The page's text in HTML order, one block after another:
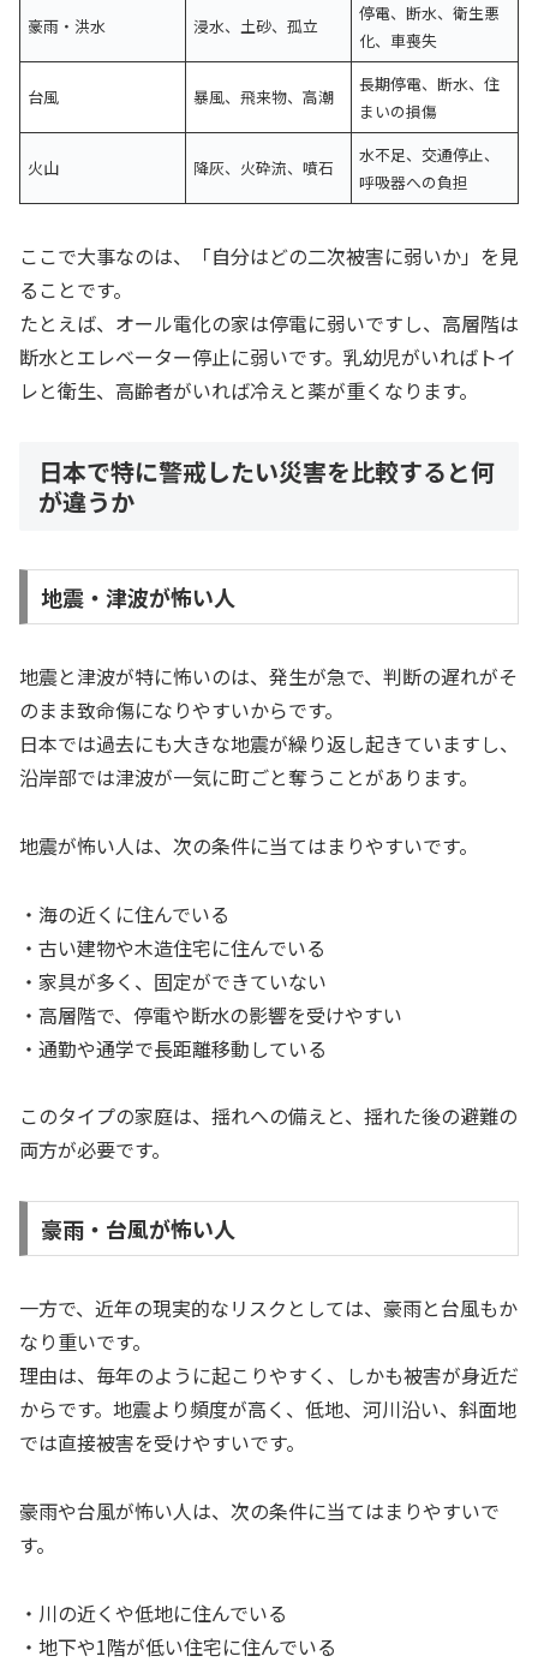
豪雨・洪水 浸水、土砂、孤立
停電、断水、衛生悪
化、車喪失
台風 暴風、飛来物、高潮
長期停電、断水、住
まいの損傷
火山 降灰、火砕流、噴石
水不足、交通停止、
呼吸器への負担
ここで大事なのは、「自分はどの二次被害に弱いか」を見
ることです。
たとえば、オール電化の家は停電に弱いですし、高層階は
断水とエレベーター停止に弱いです。乳幼児がいればトイ
レと衛生、高齢者がいれば冷えと薬が重くなります。
日本で特に警戒したい災害を比較すると何
が違うか
地震・津波が怖い人
地震と津波が特に怖いのは、発生が急で、判断の遅れがそ
のまま致命傷になりやすいからです。
日本では過去にも大きな地震が繰り返し起きていますし、
沿岸部では津波が一気に町ごと奪うことがあります。
地震が怖い人は、次の条件に当てはまりやすいです。
・海の近くに住んでいる
・古い建物や木造住宅に住んでいる
・家具が多く、固定ができていない
・高層階で、停電や断水の影響を受けやすい
・通勤や通学で長距離移動している
このタイプの家庭は、揺れへの備えと、揺れた後の避難の
両方が必要です。
豪雨・台風が怖い人
一方で、近年の現実的なリスクとしては、豪雨と台風もか
なり重いです。
理由は、毎年のように起こりやすく、しかも被害が身近だ
からです。地震より頻度が高く、低地、河川沿い、斜面地
では直接被害を受けやすいです。
豪雨や台風が怖い人は、次の条件に当てはまりやすいで
す。
・川の近くや低地に住んでいる
・地下や1階が低い住宅に住んでいる